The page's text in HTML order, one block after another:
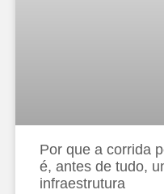
Por que a corrida
é, antes de tudo,
infraestrutura